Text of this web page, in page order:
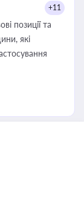
+11
позиції та
які